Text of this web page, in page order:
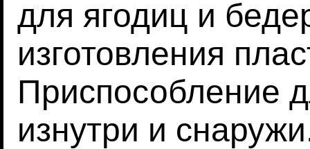
для ягодиц и
изготовления
Приспособление
изнутри и